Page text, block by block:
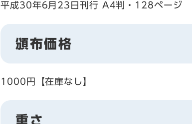
平成30年6月23日刊行 A4判・128ページ
頒布価格
1000円【在庫なし】
重さ